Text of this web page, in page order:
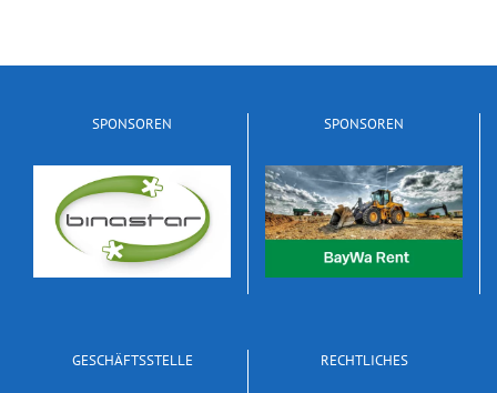
GESCHÄFTSSTELLE
SPONSOREN
SPONSOREN
RECHTLICHES